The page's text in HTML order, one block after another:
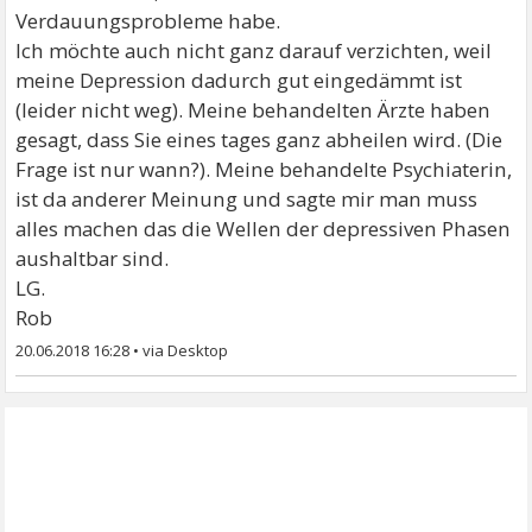
Verdauungsprobleme habe.
Ich möchte auch nicht ganz darauf verzichten, weil
meine Depression dadurch gut eingedämmt ist
(leider nicht weg). Meine behandelten Ärzte haben
gesagt, dass Sie eines tages ganz abheilen wird. (Die
Frage ist nur wann?). Meine behandelte Psychiaterin,
ist da anderer Meinung und sagte mir man muss
alles machen das die Wellen der depressiven Phasen
aushaltbar sind.
LG.
Rob
20.06.2018 16:28 •